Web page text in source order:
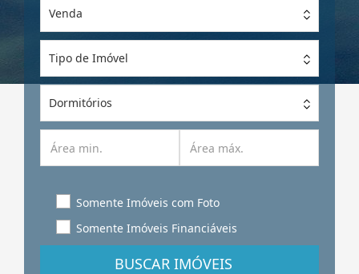
Venda
Tipo de Imóvel
Dormitórios
Somente Imóveis com Foto
Somente Imóveis Financiáveis
BUSCAR IMÓVEIS